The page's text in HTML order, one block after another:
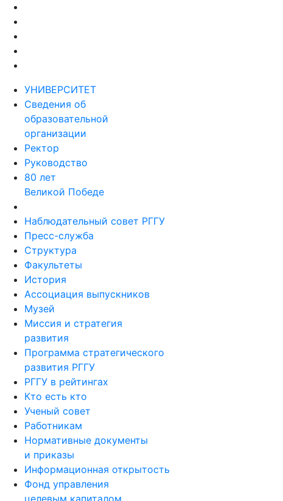
УНИВЕРСИТЕТ
Сведения об
образовательной
организации
Ректор
Руководство
80 лет
Великой Победе
Наблюдательный совет РГГУ
Пресс-служба
Структура
Факультеты
История
Ассоциация выпускников
Музей
Миссия и стратегия
развития
Программа стратегического
развития РГГУ
РГГУ в рейтингах
Кто есть кто
Ученый совет
Работникам
Нормативные документы
и приказы
Информационная открытость
Фонд управления
целевым капиталом